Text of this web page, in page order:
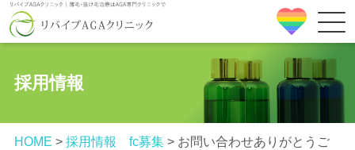
採用情報
HOME > 採用情報 fc募集> お問い合わせありがとうご